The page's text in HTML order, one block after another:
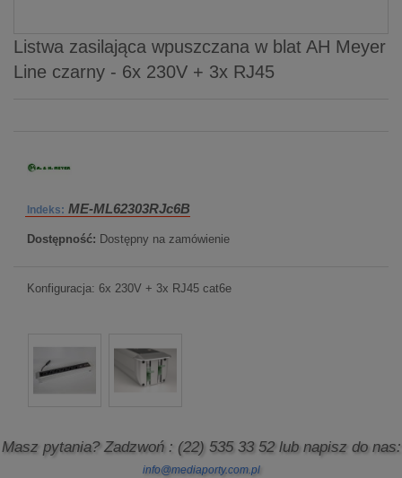
Listwa zasilająca wpuszczana w blat AH Meyer
Line czarny - 6x 230V + 3x RJ45
Indeks: ME-ML62303RJc6B
Dostępność: Dostępny na zamówienie
Konfiguracja: 6x 230V + 3x RJ45 cat6e
Masz pytania? Zadzwoń : (22) 535 33 52lub napisz do nas:
info@mediaporty.com.pl